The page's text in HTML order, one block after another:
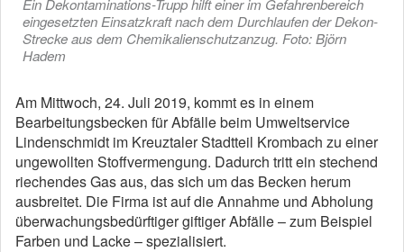
Ein Dekontaminations-Trupp hilft einer im Gefahrenbereich
eingesetzten Einsatzkraft nach dem Durchlaufen der Dekon-
Strecke aus dem Chemikalienschutzanzug. Foto: Björn
Hadem
Am Mittwoch, 24. Juli 2019, kommt es in einem
Bearbeitungsbecken für Abfälle beim Umweltservice
Lindenschmidt im Kreuztaler Stadtteil Krombach zu einer
ungewollten Stoffvermengung. Dadurch tritt ein stechend
riechendes Gas aus, das sich um das Becken herum
ausbreitet. Die Firma ist auf die Annahme und Abholung
überwachungsbedürftiger giftiger Abfälle – zum Beispiel
Farben und Lacke – spezialisiert.